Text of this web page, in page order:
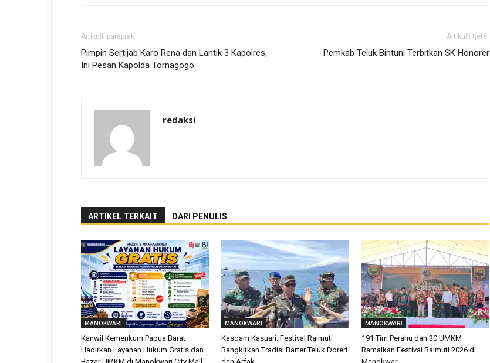
Artikulli paraprak
Pimpin Sertijab Karo Rena dan Lantik 3 Kapolres,
Ini Pesan Kapolda Tornagogo
Artikulli tjetër
Pemkab Teluk Bintuni Terbitkan SK Honorer
redaksi
ARTIKEL TERKAIT DARI PENULIS
MANOKWARI
Kanwil Kemenkum Papua Barat
Hadirkan Layanan Hukum Gratis dan
MANOKWARI
Kasdam Kasuari: Festival Raimuti
Bangkitkan Tradisi Barter Teluk Doreri
MANOKWARI
191 Tim Perahu dan 30 UMKM
Ramaikan Festival Raimuti 2026 di